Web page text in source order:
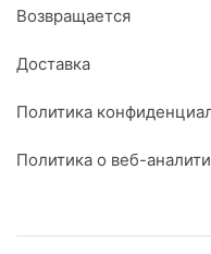
Возвращается
Доставка
Политика
Политика о веб-